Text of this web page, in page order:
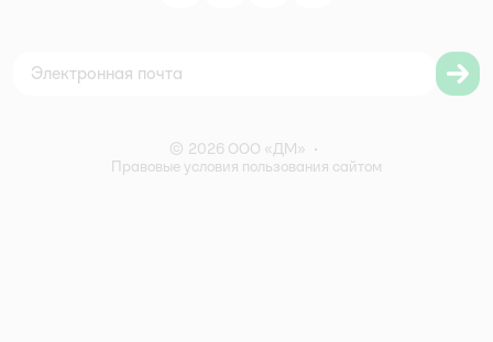
Правила бонусной программы
© 2026 ООО «ДМ» •
Правовые условия пользования сайтом